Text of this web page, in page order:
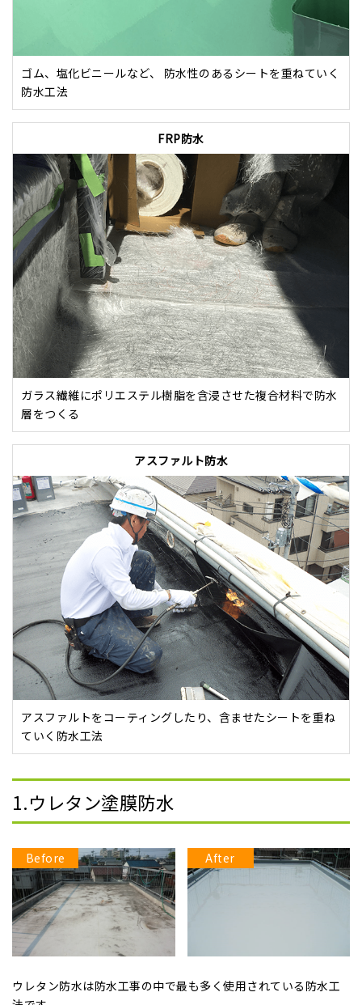
ゴム、塩化ビニールなど、 防水性のあるシートを重ねていく
防水工法
FRP防水
ガラス繊維にポリエステル樹脂を含浸させた複合材料で防水
層をつくる
アスファルト防水
アスファルトをコーティングしたり、含ませたシートを重ね
ていく防水工法
1.ウレタン塗膜防水
Before After
ウレタン防水は防水工事の中で最も多く使用されている防水工